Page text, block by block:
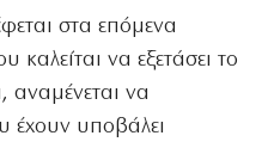
στα επόμενα
καλείται να εξετάσει το
αναμένεται να
έχουν υποβάλει